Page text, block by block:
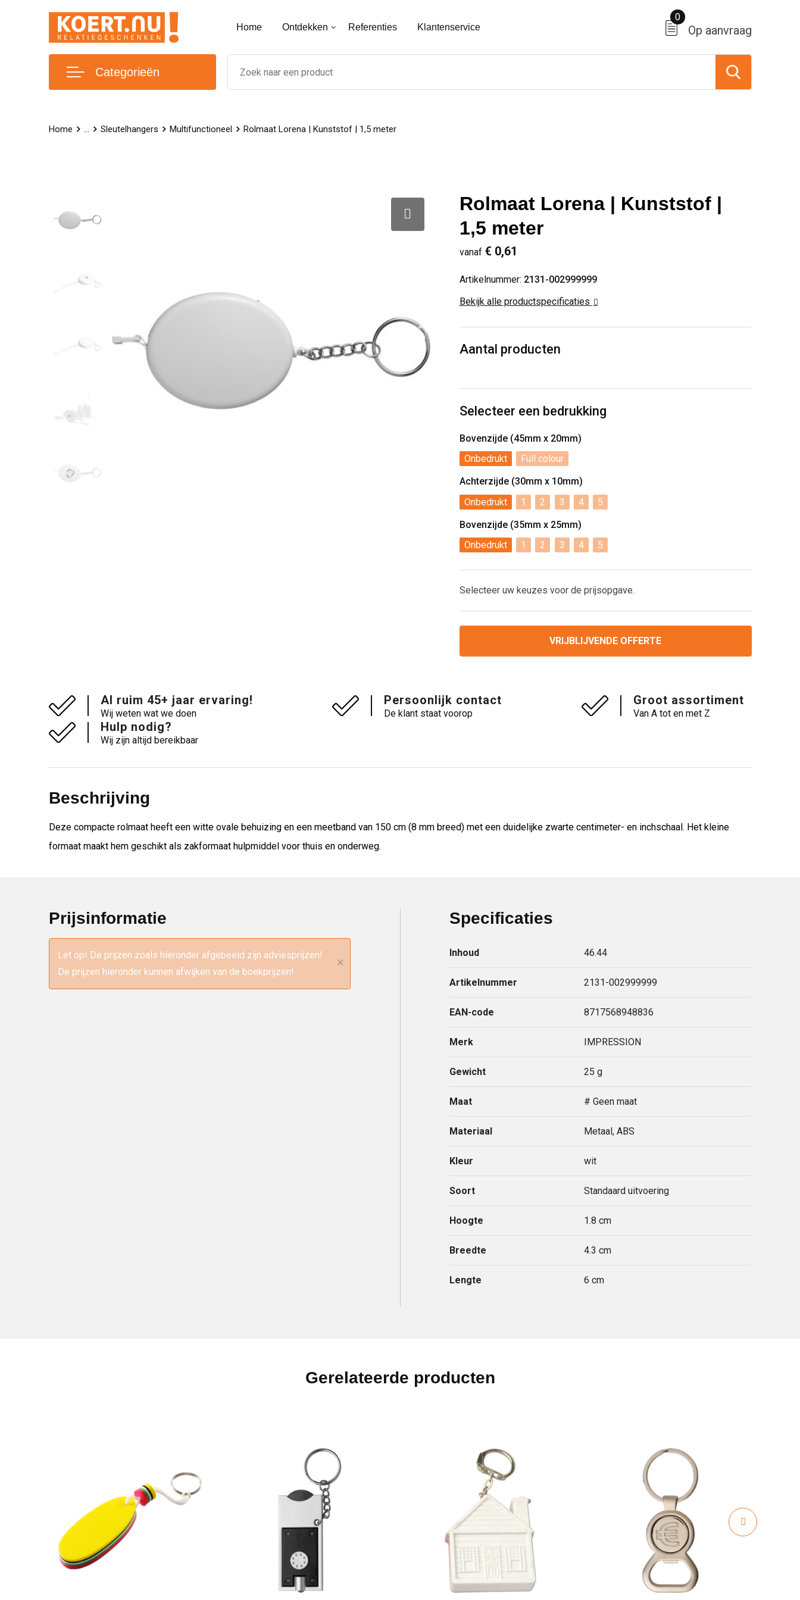
Home Ontdekken Referenties Klantenservice Op aanvraag
0
Categorieën
Home ... Sleutelhangers Multifunctioneel Rolmaat Lorena | Kunststof | 1,5 meter
Rolmaat Lorena | Kunststof |
1,5 meter
vanaf € 0,61
Artikelnummer: 2131-002999999
Bekijk alle productspecificaties
Aantal producten
Selecteer een bedrukking
Bovenzijde (45mm x 20mm)
Onbedrukt
Full colour
Achterzijde (30mm x 10mm)
Onbedrukt
1 2 3 4
5
Bovenzijde (35mm x 25mm)
Onbedrukt
1 2 3 4 5
Selecteer uw keuzes voor de prijsopgave.
VRIJBLIJVENDE OFFERTE
Al ruim 45+ jaar ervaring!
Wij weten wat we doen
Persoonlijk contact
De klant staat voorop
Groot assortiment
Van A tot en met Z
Hulp nodig?
Wij zijn altijd bereikbaar
Beschrijving
Deze compacte rolmaat heeft een witte ovale behuizing en een meetband van 150 cm (8 mm breed) met een duidelijke zwarte centimeter- en inchschaal. Het kleine
formaat maakt hem geschikt als zakformaat hulpmiddel voor thuis en onderweg.
Prijsinformatie
Let op! De prijzen zoals hieronder afgebeeld zijn adviesprijzen!
De prijzen hieronder kunnen afwijken van de boekprijzen!
×
Specificaties
Inhoud 46.44
Artikelnummer 2131-002999999
EAN-code 8717568948836
Merk IMPRESSION
Gewicht 25 g
Maat # Geen maat
Materiaal Metaal, ABS
Kleur wit
Soort Standaard uitvoering
Hoogte 1.8 cm
Breedte 4.3 cm
Lengte 6 cm
Gerelateerde producten